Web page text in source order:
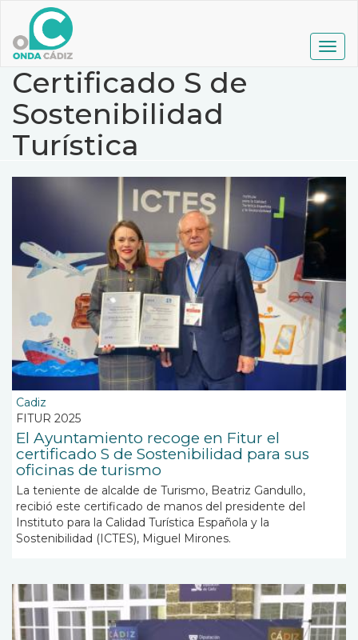
contenido
principal
Certificado S de
Sostenibilidad
Turística
Cadiz
FITUR 2025
El Ayuntamiento recoge en Fitur el
certificado S de Sostenibilidad para sus
oficinas de turismo
La teniente de alcalde de Turismo, Beatriz Gandullo,
recibió este certificado de manos del presidente del
Instituto para la Calidad Turística Española y la
Sostenibilidad (ICTES), Miguel Mirones.